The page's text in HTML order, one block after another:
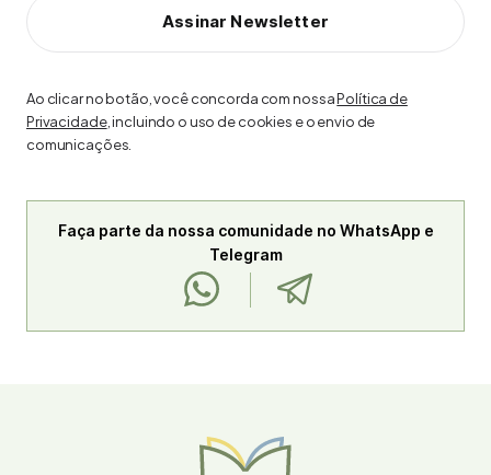
Assinar Newsletter
Ao clicar no botão, você concorda com nossaPolítica de
Privacidade, incluindo o uso de cookies e o envio de
comunicações.
Faça parte da nossa comunidade no WhatsApp e
Telegram